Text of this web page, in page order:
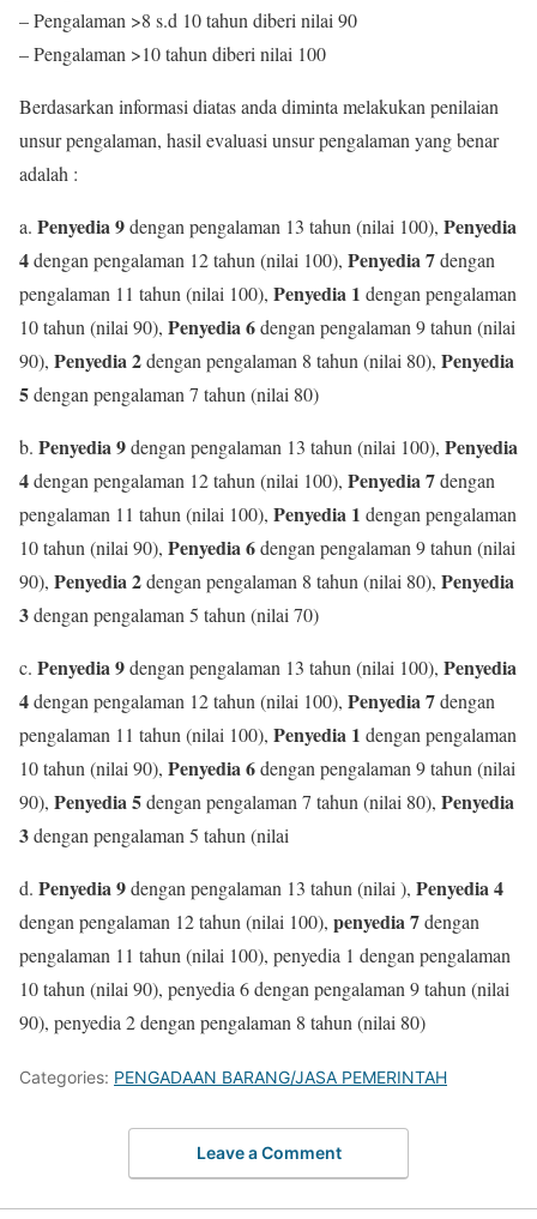
– Pengalaman >8 s.d 10 tahun diberi nilai 90
– Pengalaman >10 tahun diberi nilai 100
Berdasarkan informasi diatas anda diminta melakukan penilaian
unsur pengalaman, hasil evaluasi unsur pengalaman yang benar
adalah :
a. Penyedia 9dengan pengalaman 13 tahun (nilai 100), Penyedia
4dengan pengalaman 12 tahun (nilai 100), Penyedia 7dengan
pengalaman 11 tahun (nilai 100), Penyedia 1 dengan pengalaman
10 tahun (nilai 90), Penyedia 6dengan pengalaman 9 tahun (nilai
90), Penyedia 2dengan pengalaman 8 tahun (nilai 80), Penyedia
5dengan pengalaman 7 tahun (nilai 80)
b. Penyedia 9dengan pengalaman 13 tahun (nilai 100), Penyedia
4dengan pengalaman 12 tahun (nilai 100), Penyedia 7dengan
pengalaman 11 tahun (nilai 100), Penyedia 1 dengan pengalaman
10 tahun (nilai 90), Penyedia 6dengan pengalaman 9 tahun (nilai
90), Penyedia 2dengan pengalaman 8 tahun (nilai 80), Penyedia
3dengan pengalaman 5 tahun (nilai 70)
c. Penyedia 9dengan pengalaman 13 tahun (nilai 100), Penyedia
4dengan pengalaman 12 tahun (nilai 100), Penyedia 7dengan
pengalaman 11 tahun (nilai 100), Penyedia 1 dengan pengalaman
10 tahun (nilai 90), Penyedia 6dengan pengalaman 9 tahun (nilai
90), Penyedia 5dengan pengalaman 7 tahun (nilai 80), Penyedia
3dengan pengalaman 5 tahun (nilai
d. Penyedia 9dengan pengalaman 13 tahun (nilai ), Penyedia 4
dengan pengalaman 12 tahun (nilai 100), penyedia 7dengan
pengalaman 11 tahun (nilai 100), penyedia 1 dengan pengalaman
10 tahun (nilai 90), penyedia 6 dengan pengalaman 9 tahun (nilai
90), penyedia 2 dengan pengalaman 8 tahun (nilai 80)
Categories: PENGADAAN BARANG/JASA PEMERINTAH
Leave a Comment